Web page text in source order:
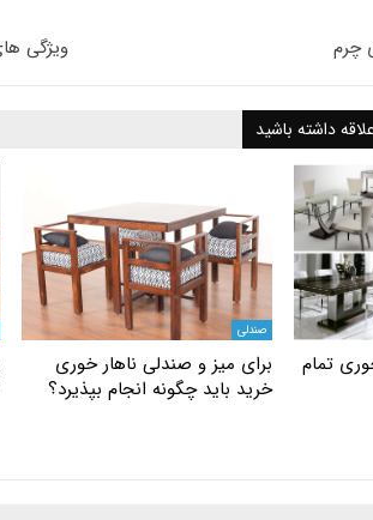
چرم ویژگی
داشته باشید
تمام
صندلی
برای میز و صندلی ناهار خوری
خرید باید چگونه انجام بپذیرد؟